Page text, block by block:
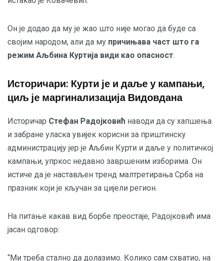
Он је додао да му је жао што није могао да буде са
својим народом, али да му причињава част што га
режим Аљбина Куртија види као опасност.
Историчари: Курти је и даље у кампањи,
циљ је маргинализација Видовдана
Историчар Стефан Радојковић наводи да су хапшења
и забране уласка увијек корисни за приштинску
администрацију јер је Аљбин Курти и даље у политичкој
кампањи, упркос недавно завршеним изборима. Он
истиче да је настављен тренд малтретирања Срба на
празник који је кључан за цијели регион.
На питање какав вид борбе преостаје, Радојковић има
јасан одговор:
“Ми треба стално да долазимо. Колико сам схватио, на